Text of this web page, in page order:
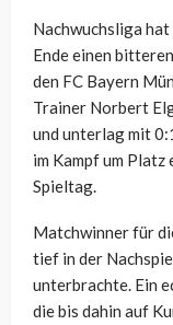
Nachwuchsliga hat
Ende einen
den FC Bayern
Trainer Norbert
und unterlag mit
im Kampf um
Spieltag.
Matchwinner für
tief in der
unterbrachte. Ein
die bis dahin auf